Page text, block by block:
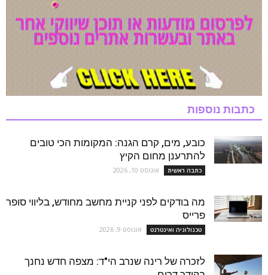
כתבות נוספות
כובע, מים, קרם הגנה: המקומות הכי טובים
להתרענן מחום הקיץ
כתבה ראשית אוגוסט 10, 2026
מה בודקים לפני קניית מחשב מחודש, בליווי סופר
פרייס
טכנולוגיה ואינטרנט אוגוסט 9, 2026
לזכרה של רינה שנרב הי"ד: מצפה חדש נחנך